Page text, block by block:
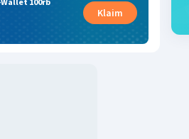
Klaim